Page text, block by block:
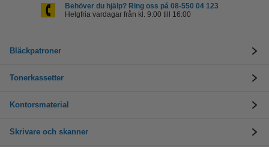
Behöver du hjälp? Ring oss på 08-550 04 123
Helgfria vardagar från kl. 9:00 till 16:00
Bläckpatroner
Tonerkassetter
Kontorsmaterial
Skrivare och skanner